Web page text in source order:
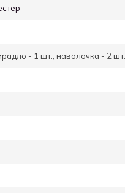
- 1 шт.; наволочка - 2 шт.